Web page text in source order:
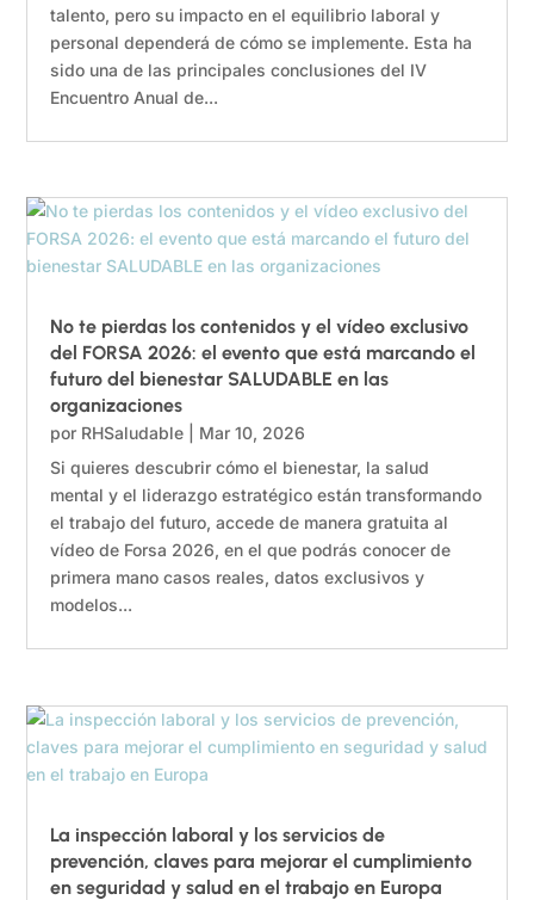
talento, pero su impacto en el equilibrio laboral y
personal dependerá de cómo se implemente. Esta ha
sido una de las principales conclusiones del IV
Encuentro Anual de...
No te pierdas los contenidos y el vídeo exclusivo
del FORSA 2026: el evento que está marcando el
futuro del bienestar SALUDABLE en las
organizaciones
por RHSaludable
Mar 10, 2026
Si quieres descubrir cómo el bienestar, la salud
mental y el liderazgo estratégico están transformando
el trabajo del futuro, accede de manera gratuita al
vídeo de Forsa 2026, en el que podrás conocer de
primera mano casos reales, datos exclusivos y
modelos...
La inspección laboral y los servicios de
prevención, claves para mejorar el cumplimiento
en seguridad y salud en el trabajo en Europa